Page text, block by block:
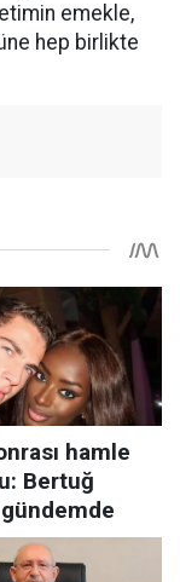
emekle,
hep birlikte